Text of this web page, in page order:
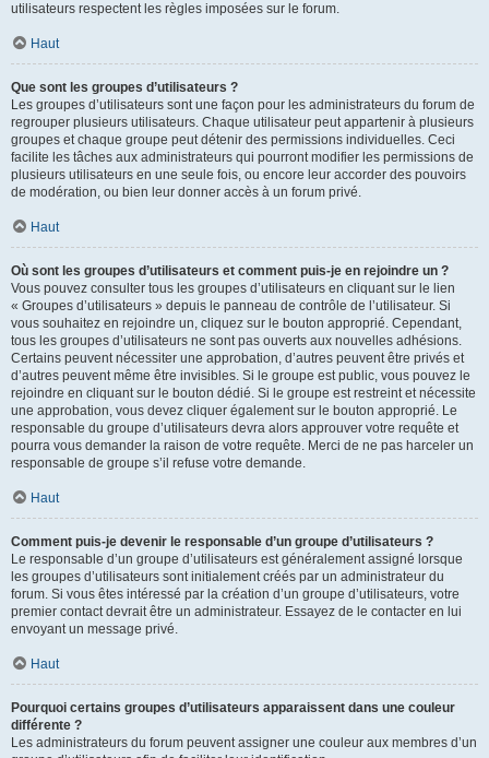
utilisateurs respectent les règles imposées sur le forum.
Haut
Que sont les groupes d’utilisateurs ?
Les groupes d’utilisateurs sont une façon pour les administrateurs du forum de
regrouper plusieurs utilisateurs. Chaque utilisateur peut appartenir à plusieurs
groupes et chaque groupe peut détenir des permissions individuelles. Ceci
facilite les tâches aux administrateurs qui pourront modifier les permissions de
plusieurs utilisateurs en une seule fois, ou encore leur accorder des pouvoirs
de modération, ou bien leur donner accès à un forum privé.
Haut
Où sont les groupes d’utilisateurs et comment puis-je en rejoindre un ?
Vous pouvez consulter tous les groupes d’utilisateurs en cliquant sur le lien
« Groupes d’utilisateurs » depuis le panneau de contrôle de l’utilisateur. Si
vous souhaitez en rejoindre un, cliquez sur le bouton approprié. Cependant,
tous les groupes d’utilisateurs ne sont pas ouverts aux nouvelles adhésions.
Certains peuvent nécessiter une approbation, d’autres peuvent être privés et
d’autres peuvent même être invisibles. Si le groupe est public, vous pouvez le
rejoindre en cliquant sur le bouton dédié. Si le groupe est restreint et nécessite
une approbation, vous devez cliquer également sur le bouton approprié. Le
responsable du groupe d’utilisateurs devra alors approuver votre requête et
pourra vous demander la raison de votre requête. Merci de ne pas harceler un
responsable de groupe s’il refuse votre demande.
Haut
Comment puis-je devenir le responsable d’un groupe d’utilisateurs ?
Le responsable d’un groupe d’utilisateurs est généralement assigné lorsque
les groupes d’utilisateurs sont initialement créés par un administrateur du
forum. Si vous êtes intéressé par la création d’un groupe d’utilisateurs, votre
premier contact devrait être un administrateur. Essayez de le contacter en lui
envoyant un message privé.
Haut
Pourquoi certains groupes d’utilisateurs apparaissent dans une couleur
différente ?
Les administrateurs du forum peuvent assigner une couleur aux membres d’un